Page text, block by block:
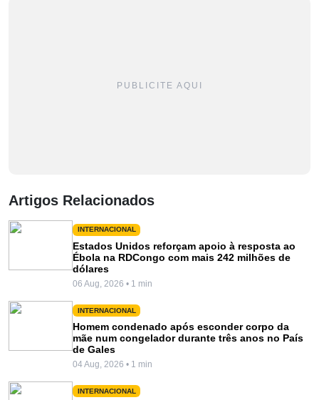
PUBLICITE AQUI
Artigos Relacionados
INTERNACIONAL
Estados Unidos reforçam apoio à resposta ao
Ébola na RDCongo com mais 242 milhões de
dólares
06 Aug, 2026 • 1 min
INTERNACIONAL
Homem condenado após esconder corpo da
mãe num congelador durante três anos no País
de Gales
04 Aug, 2026 • 1 min
INTERNACIONAL